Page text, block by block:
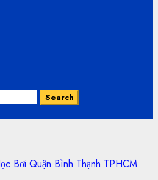
Bơi Quận Bình Thạnh TPHCM